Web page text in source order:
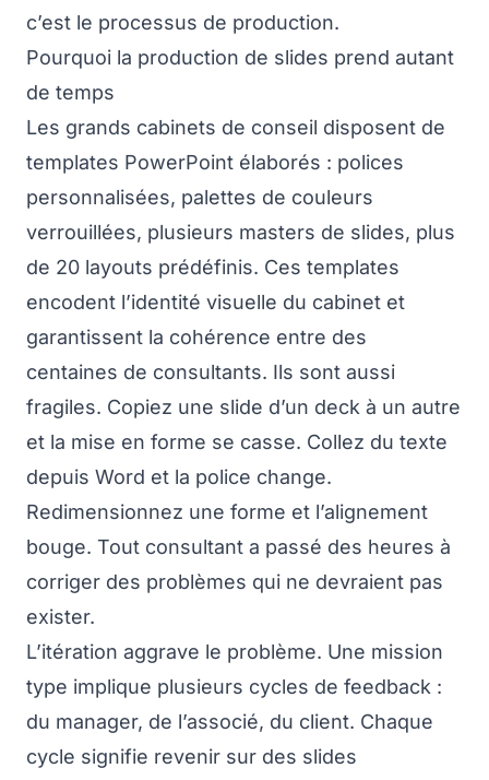
c’est le processus de production.
Pourquoi la production de slides prend autant
de temps
Les grands cabinets de conseil disposent de
templates PowerPoint élaborés : polices
personnalisées, palettes de couleurs
verrouillées, plusieurs masters de slides, plus
de 20 layouts prédéfinis. Ces templates
encodent l’identité visuelle du cabinet et
garantissent la cohérence entre des
centaines de consultants. Ils sont aussi
fragiles. Copiez une slide d’un deck à un autre
et la mise en forme se casse. Collez du texte
depuis Word et la police change.
Redimensionnez une forme et l’alignement
bouge. Tout consultant a passé des heures à
corriger des problèmes qui ne devraient pas
exister.
L’itération aggrave le problème. Une mission
type implique plusieurs cycles de feedback :
du manager, de l’associé, du client. Chaque
cycle signifie revenir sur des slides